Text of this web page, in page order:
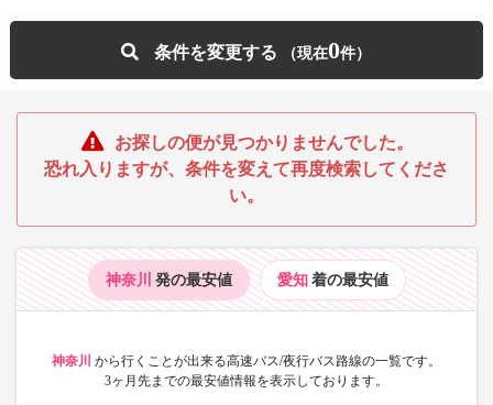
条件を変更する 0
お探しの便が見つかりませんでした。
恐れ入りますが、条件を変えて再度検索してくださ
い。
神奈川 発の最安値 愛知 着の最安値
神奈川 から行くことが出来る高速バス/夜行バス路線の一覧です。
3ヶ月先までの最安値情報を表示しております。